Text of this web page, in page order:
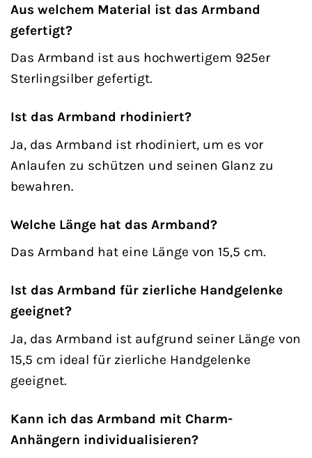
Aus welchem Material ist das Armband
gefertigt?
Das Armband ist aus hochwertigem 925er
Sterlingsilber gefertigt.
Ist das Armband rhodiniert?
Ja, das Armband ist rhodiniert, um es vor
Anlaufen zu schützen und seinen Glanz zu
bewahren.
Welche Länge hat das Armband?
Das Armband hat eine Länge von 15,5 cm.
Ist das Armband für zierliche Handgelenke
geeignet?
Ja, das Armband ist aufgrund seiner Länge von
15,5 cm ideal für zierliche Handgelenke
geeignet.
Kann ich das Armband mit Charm-
Anhängern individualisieren?